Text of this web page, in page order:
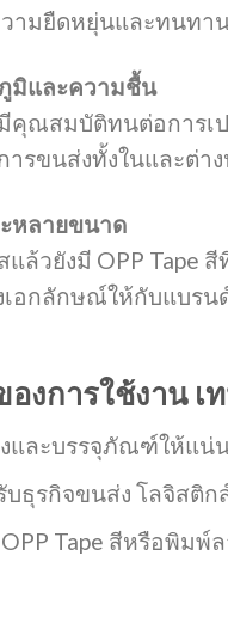
วามยืดหยุ่นและทนท
มิและความชื้น
มีคุณสมบัติทนต่อการ
ารขนส่งทั้งในและต่าง
หลายขนาด
แล้วยังมี OPP Tape
เอกลักษณ์ให้กับแบรน
งการใช้งาน เ
และบรรจุภัณฑ์ให้แน่
บธุรกิจขนส่ง โลจิสติ
Tape สีหรือพิม